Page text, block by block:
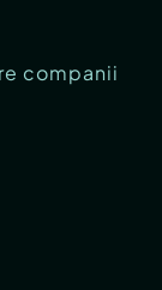
companii